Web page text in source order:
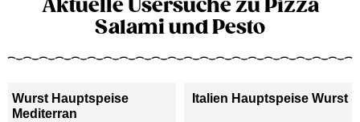
Aktuelle Usersuche zu Pizza
Salami und Pesto
Wurst Hauptspeise
Mediterran
Italien Hauptspeise Wurst